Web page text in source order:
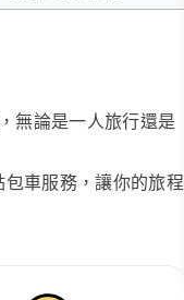
無論是一人旅行還是
車服務，讓你的旅程